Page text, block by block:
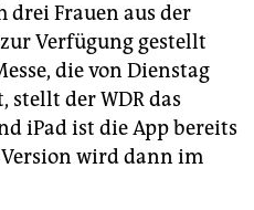
drei Frauen aus der
Verfügung gestellt
die von Dienstag
stellt der WDR das
iPad ist die App bereits
wird dann im